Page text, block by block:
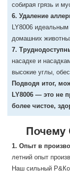
собирая грязь и
6. Удаление
LY8006
домашних
7.
насадке и
высокие углы,
Подводя итог,
LY8006 — это не
более чистое,
Почему
1. Опыт в
летний опыт
Наш сильный